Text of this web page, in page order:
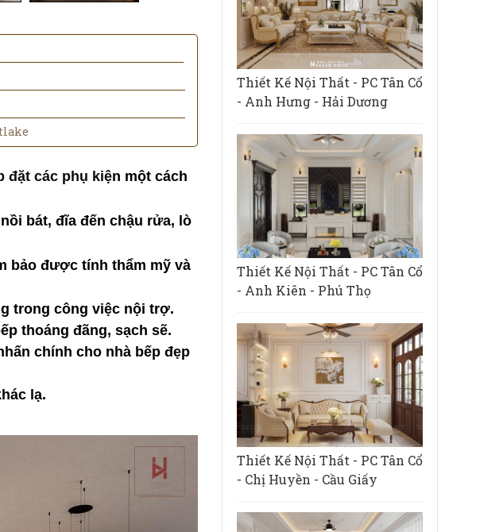
các phụ kiện một cách
bát, đĩa đến chậu rửa, lò
bảo được tính thẩm mỹ và
trong công việc nội trợ.
thoáng đãng, sạch sẽ.
chính cho nhà bếp đẹp
lạ.
Thiết Kế Nội Thất - PC Tân Cổ
- Anh Hưng - Hải Dương
Thiết Kế Nội Thất - PC Tân Cổ
- Anh Kiên - Phú Thọ
Thiết Kế Nội Thất - PC Tân Cổ
- Chị Huyền - Cầu Giấy